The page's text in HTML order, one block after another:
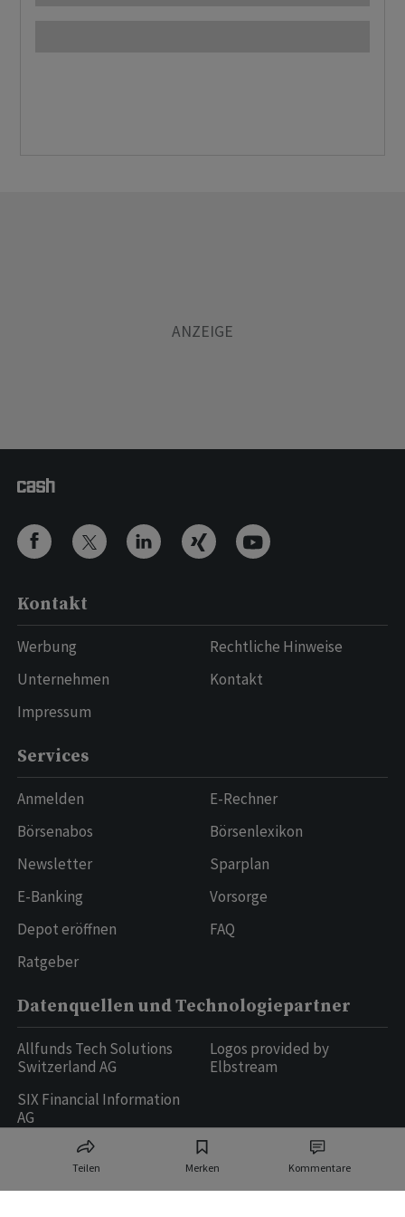
Teilen Merken Kommentare
Kontakt
Werbung
Unternehmen
Impressum
Rechtliche Hinweise
Kontakt
Services
Anmelden
Börsenabos
Newsletter
E-Banking
Depot eröffnen
Ratgeber
E-Rechner
Börsenlexikon
Sparplan
Vorsorge
FAQ
Datenquellen und Technologiepartner
Allfunds Tech Solutions
Switzerland AG
SIX Financial Information
AG
Logos provided by
Elbstream